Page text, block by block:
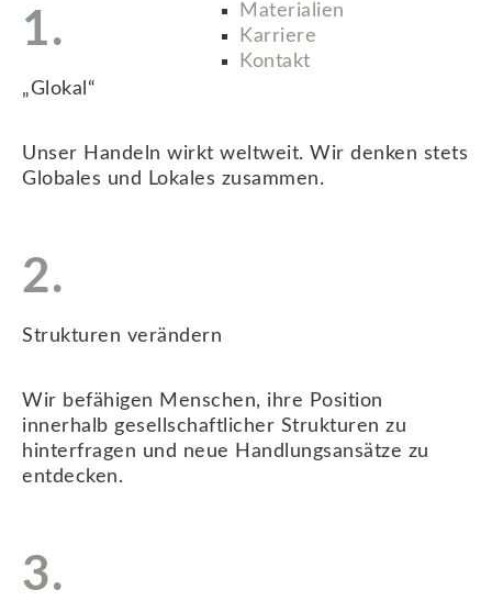
Materialien
Karriere
Kontakt
1.
„Glokal“
Unser Handeln wirkt weltweit. Wir denken stets
Globales und Lokales zusammen.
2.
Strukturen verändern
Wir befähigen Menschen, ihre Position
innerhalb gesellschaftlicher Strukturen zu
hinterfragen und neue Handlungsansätze zu
entdecken.
3.